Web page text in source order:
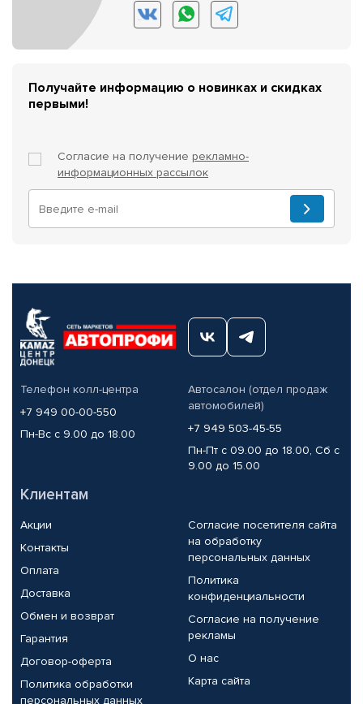
Получайте информацию о новинках и скидках
первыми!
Согласие на получение рекламно-
информационных рассылок
Телефон колл-центра
+7 949 00-00-550
Пн-Вс с 9.00 до 18.00
Автосалон (отдел продаж
автомобилей)
+7 949 503-45-55
Пн-Пт с 09.00 до 18.00, Сб с
9.00 до 15.00
Клиентам
Акции
Контакты
Оплата
Доставка
Обмен и возврат
Гарантия
Договор-оферта
Политика обработки
персональных данных
Согласие посетителя сайта
на обработку
персональных данных
Политика
конфиденциальности
Согласие на получение
рекламы
О нас
Карта сайта